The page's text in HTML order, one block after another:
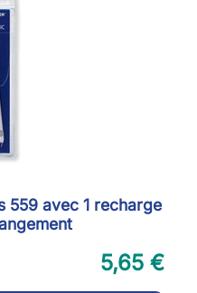
559 avec 1 recharge
5,65 €